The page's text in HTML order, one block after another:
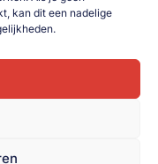
kan dit een nadelige